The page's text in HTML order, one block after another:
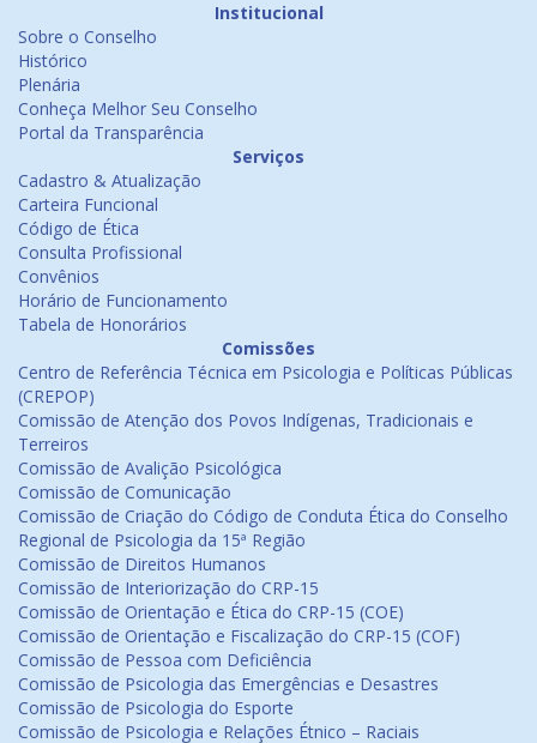
Institucional
Sobre o Conselho
Histórico
Plenária
Conheça Melhor Seu Conselho
Portal da Transparência
Serviços
Cadastro & Atualização
Carteira Funcional
Código de Ética
Consulta Profissional
Convênios
Horário de Funcionamento
Tabela de Honorários
Comissões
Centro de Referência Técnica em Psicologia e Políticas Públicas
(CREPOP)
Comissão de Atenção dos Povos Indígenas, Tradicionais e
Terreiros
Comissão de Avalição Psicológica
Comissão de Comunicação
Comissão de Criação do Código de Conduta Ética do Conselho
Regional de Psicologia da 15ª Região
Comissão de Direitos Humanos
Comissão de Interiorização do CRP-15
Comissão de Orientação e Ética do CRP-15 (COE)
Comissão de Orientação e Fiscalização do CRP-15 (COF)
Comissão de Pessoa com Deficiência
Comissão de Psicologia das Emergências e Desastres
Comissão de Psicologia do Esporte
Comissão de Psicologia e Relações Étnico – Raciais